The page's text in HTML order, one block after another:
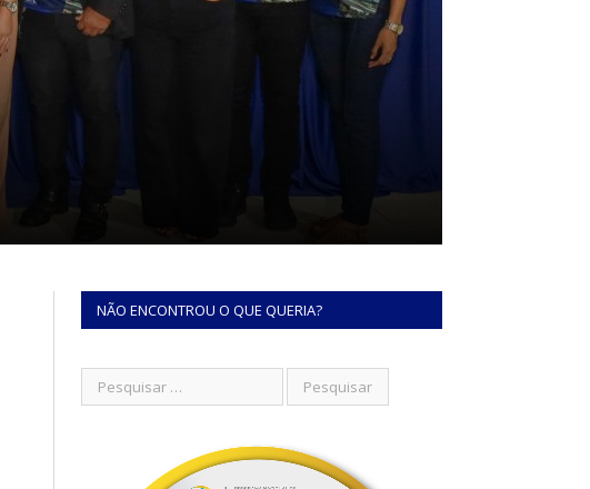
NÃO ENCONTROU O QUE QUERIA?